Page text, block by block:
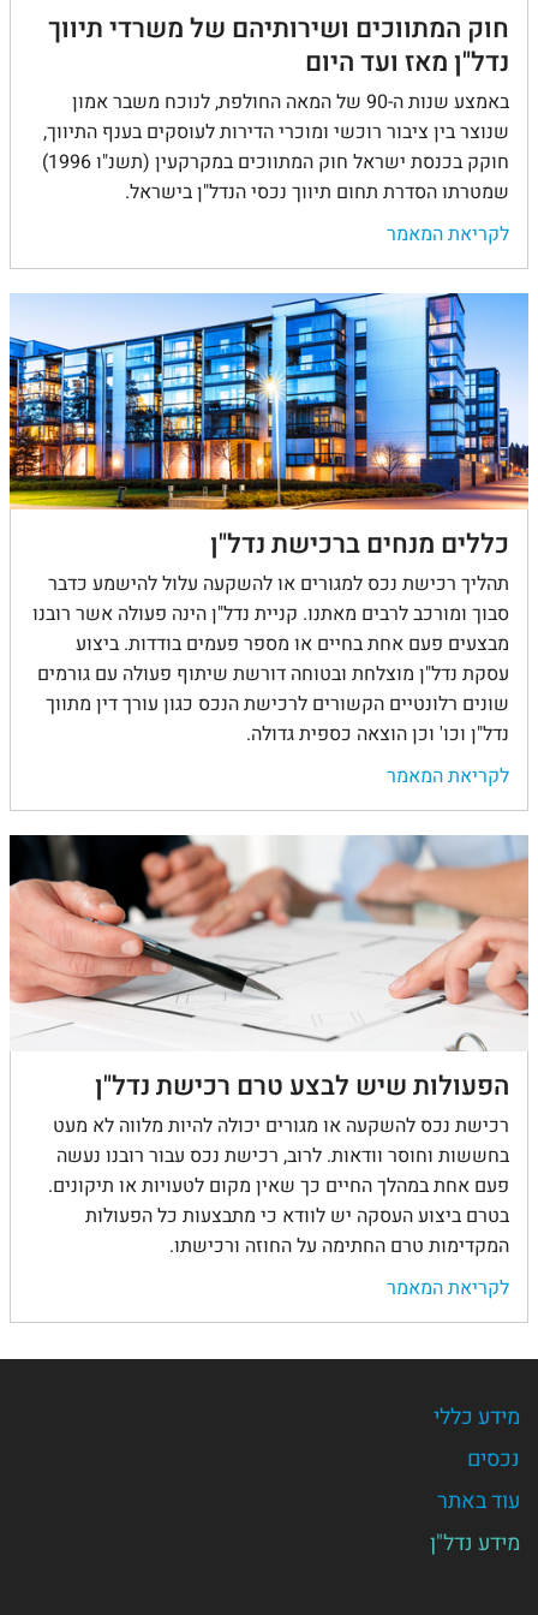
חוק המתווכים ושירותיהם של משרדי תיווך
נדל"ן מאז ועד היום
באמצע שנות ה-90 של המאה החולפת, לנוכח משבר אמון
שנוצר בין ציבור רוכשי ומוכרי הדירות לעוסקים בענף התיווך,
חוקק בכנסת ישראל חוק המתווכים במקרקעין (תשנ"ו 1996)
שמטרתו הסדרת תחום תיווך נכסי הנדל"ן בישראל.
לקריאת המאמר
כללים מנחים ברכישת נדל"ן
תהליך רכישת נכס למגורים או להשקעה עלול להישמע כדבר
סבוך ומורכב לרבים מאתנו. קניית נדל"ן הינה פעולה אשר רובנו
מבצעים פעם אחת בחיים או מספר פעמים בודדות. ביצוע
עסקת נדל"ן מוצלחת ובטוחה דורשת שיתוף פעולה עם גורמים
שונים רלונטיים הקשורים לרכישת הנכס כגון עורך דין מתווך
נדל"ן וכו' וכן הוצאה כספית גדולה.
לקריאת המאמר
הפעולות שיש לבצע טרם רכישת נדל"ן
רכישת נכס להשקעה או מגורים יכולה להיות מלווה לא מעט
בחששות וחוסר וודאות. לרוב, רכישת נכס עבור רובנו נעשה
פעם אחת במהלך החיים כך שאין מקום לטעויות או תיקונים.
בטרם ביצוע העסקה יש לוודא כי מתבצעות כל הפעולות
המקדימות טרם החתימה על החוזה ורכישתו.
לקריאת המאמר
מידע כללי
נכסים
עוד באתר
מידע נדל"ן